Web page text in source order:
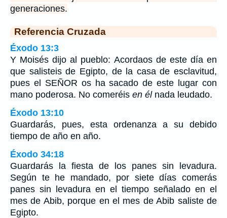
generaciones.
Referencia Cruzada
Éxodo 13:3
Y Moisés dijo al pueblo: Acordaos de este día en
que salisteis de Egipto, de la casa de esclavitud,
pues el SEÑOR os ha sacado de este lugar con
mano poderosa. No comeréis en élnada leudado.
Éxodo 13:10
Guardarás, pues, esta ordenanza a su debido
tiempo de año en año.
Éxodo 34:18
Guardarás la fiesta de los panes sin levadura.
Según te he mandado, por siete días comerás
panes sin levadura en el tiempo señalado en el
mes de Abib, porque en el mes de Abib saliste de
Egipto.